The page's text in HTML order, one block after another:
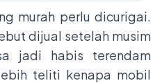
murah perlu dicurigai.
dijual setelah musim
jadi habis terendam
teliti kenapa mobil